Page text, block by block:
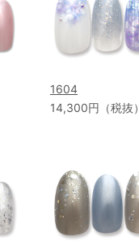
1604
14,300円（税抜）